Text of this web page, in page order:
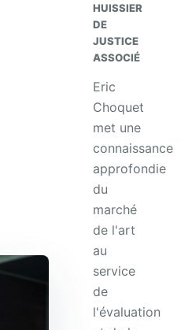
HUISSIER
DE
JUSTICE
ASSOCIÉ
Eric
Choquet
met une
connaissance
approfondie
du
marché
de l'art
au
service
de
l'évaluation